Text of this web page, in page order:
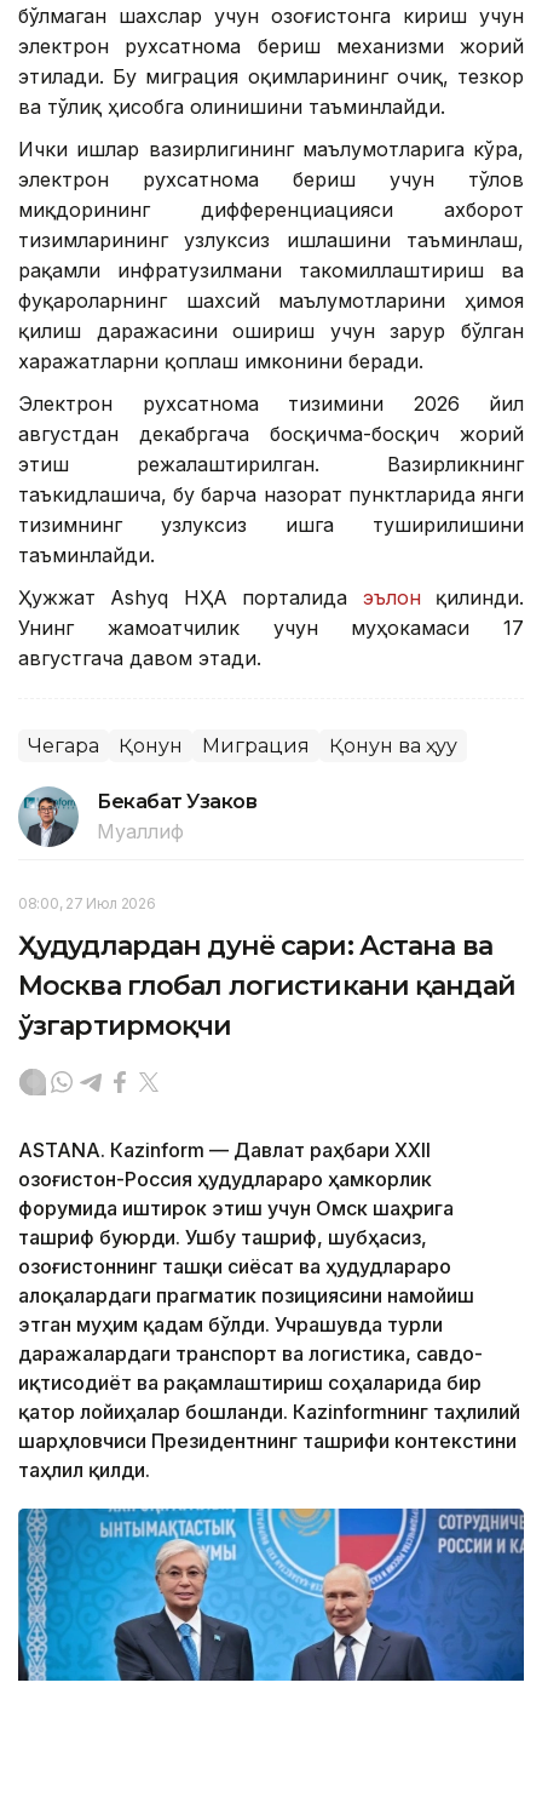
бўлмаган шахслар учун Қозоғистонга кириш учун
электрон рухсатнома бериш механизми жорий
этилади. Бу миграция оқимларининг очиқ, тезкор
ва тўлиқ ҳисобга олинишини таъминлайди.
Ички ишлар вазирлигининг маълумотларига кўра,
электрон рухсатнома бериш учун тўлов
миқдорининг дифференциацияси ахборот
тизимларининг узлуксиз ишлашини таъминлаш,
рақамли инфратузилмани такомиллаштириш ва
фуқароларнинг шахсий маълумотларини ҳимоя
қилиш даражасини ошириш учун зарур бўлган
харажатларни қоплаш имконини беради.
Электрон рухсатнома тизимини 2026 йил
августдан декабргача босқичма-босқич жорий
этиш режалаштирилган. Вазирликнинг
таъкидлашича, бу барча назорат пунктларида янги
тизимнинг узлуксиз ишга туширилишини
таъминлайди.
Ҳужжат Ashyq НҲА порталида эълонқилинди.
Унинг жамоатчилик учун муҳокамаси 17
августгача давом этади.
Чегара Қонун Миграция Қонун ва ҳуқуқ
Бекабат Узаков
Муаллиф
08:00, 27 Июл 2026
Ҳудудлардан дунё сари: Астана ва
Москва глобал логистикани қандай
ўзгартирмоқчи
ASTANА. Кazinform — Давлат раҳбари ХХII
Қозоғистон-Россия ҳудудлараро ҳамкорлик
форумида иштирок этиш учун Омск шаҳрига
ташриф буюрди. Ушбу ташриф, шубҳасиз,
Қозоғистоннинг ташқи сиёсат ва ҳудудлараро
алоқалардаги прагматик позициясини намойиш
этган муҳим қадам бўлди. Учрашувда турли
даражалардаги транспорт ва логистика, савдо-
иқтисодиёт ва рақамлаштириш соҳаларида бир
қатор лойиҳалар бошланди. Кazinformнинг таҳлилий
шарҳловчиси Президентнинг ташрифи контекстини
таҳлил қилди.